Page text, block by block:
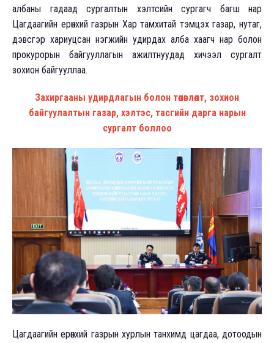
албаны гадаад сургалтын хэлтсийн сургагч багш нар
Цагдаагийн ерөнхий газрын Хар тамхитай тэмцэх газар, нутаг,
дэвсгэр хариуцсан нэгжийн удирдах алба хаагч нар болон
прокурорын байгууллагын ажилтнуудад хичээл сургалт
зохион байгууллаа.
Захиргааны удирдлагын болон төлөвлөлт, зохион
байгуулалтын газар, хэлтэс, тасгийн дарга нарын
сургалт боллоо
Цагдаагийн ерөнхий газрын хурлын танхимд цагдаа, дотоодын